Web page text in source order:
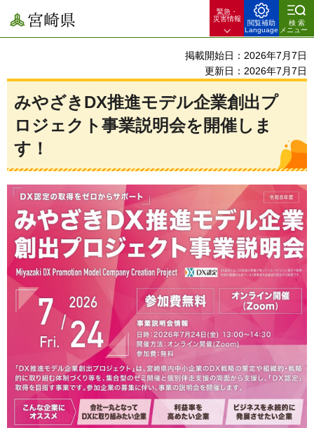
宮崎県
緊急・
災害情報
閲覧補助
Language
検索
メニュー
掲載開始日：2026年7月7日
更新日：2026年7月7日
みやざきDX推進モデル企業創出プ
ロジェクト事業説明会を開催しま
す！